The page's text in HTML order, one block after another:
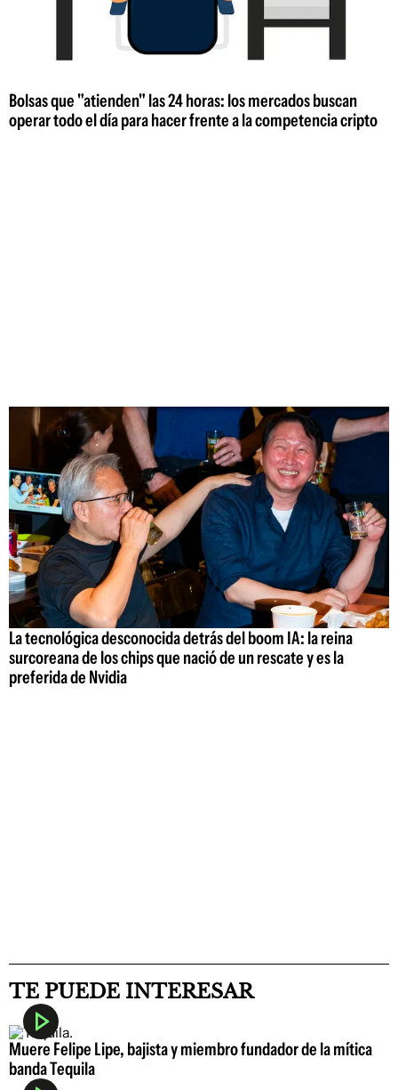
Bolsas que "atienden" las 24 horas: los mercados buscan
operar todo el día para hacer frente a la competencia cripto
La tecnológica desconocida detrás del boom IA: la reina
surcoreana de los chips que nació de un rescate y es la
preferida de Nvidia
TE PUEDE INTERESAR
Muere Felipe Lipe, bajista y miembro fundador de la mítica
banda Tequila